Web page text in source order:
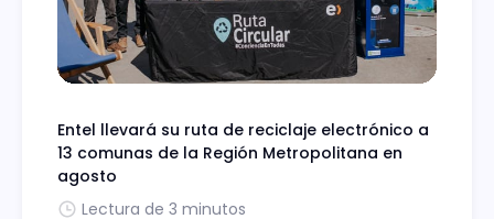
Entel llevará su ruta de reciclaje electrónico a
13 comunas de la Región Metropolitana en
agosto
Lectura de 3 minutos